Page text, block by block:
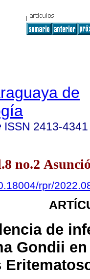
de
ISSN 2413-4341
no.2
rpr/
de
Gondii